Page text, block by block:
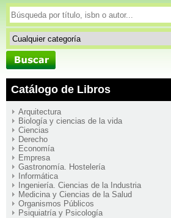
Catálogo de Libros
Arquitectura
Biología y ciencias de la vida
Ciencias
Derecho
Economía
Empresa
Gastronomía. Hostelería
Informática
Ingeniería. Ciencias de la Industria
Medicina y Ciencias de la Salud
Organismos Públicos
Psiquiatría y Psicología